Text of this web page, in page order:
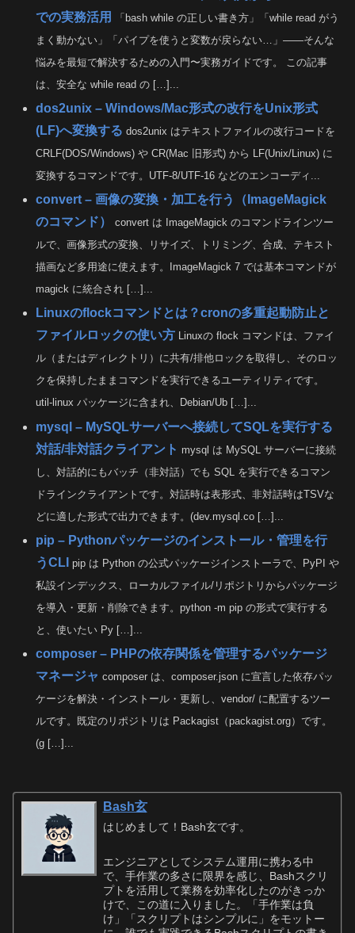
での実務活用
「bash while の正しい書き方」「while read がう
まく動かない」「パイプを使うと変数が戻らない…」――そんな
悩みを最短で解決するための入門〜実務ガイドです。 この記事
は、安全な while read の […]...
dos2unix – Windows/Mac形式の改行をUnix形式
(LF)へ変換する dos2unix はテキストファイルの改行コードを
CRLF(DOS/Windows) や CR(Mac 旧形式) から LF(Unix/Linux) に
変換するコマンドです。UTF-8/UTF-16 などのエンコーディ...
convert – 画像の変換・加工を行う（ImageMagick
のコマンド）
convert は ImageMagick のコマンドラインツー
ルで、画像形式の変換、リサイズ、トリミング、合成、テキスト
描画など多用途に使えます。ImageMagick 7 では基本コマンドが
magick に統合され […]...
Linuxのflockコマンドとは？cronの多重起動防止と
ファイルロックの使い方 Linuxの flock コマンドは、ファイ
ル（またはディレクトリ）に共有/排他ロックを取得し、そのロッ
クを保持したままコマンドを実行できるユーティリティです。
util-linux パッケージに含まれ、Debian/Ub […]...
mysql – MySQLサーバーへ接続してSQLを実行する
対話/非対話クライアント mysql は MySQL サーバーに接続
し、対話的にもバッチ（非対話）でも SQL を実行できるコマン
ドラインクライアントです。対話時は表形式、非対話時はTSVな
どに適した形式で出力できます。(dev.mysql.co […]...
pip – Pythonパッケージのインストール・管理を行
うCLI pip は Python の公式パッケージインストーラで、PyPI や
私設インデックス、ローカルファイル/リポジトリからパッケージ
を導入・更新・削除できます。python -m pip の形式で実行する
と、使いたい Py […]...
composer – PHPの依存関係を管理するパッケージ
マネージャ composer は、composer.json に宣言した依存パッ
ケージを解決・インストール・更新し、vendor/ に配置するツー
ルです。既定のリポジトリは Packagist（packagist.org）です。
(g […]...
Bash玄
はじめまして！Bash玄です。
エンジニアとしてシステム運用に携わる中
で、手作業の多さに限界を感じ、Bashスクリ
プトを活用して業務を効率化したのがきっか
けで、この道に入りました。「手作業は負
け」「スクリプトはシンプルに」をモットー